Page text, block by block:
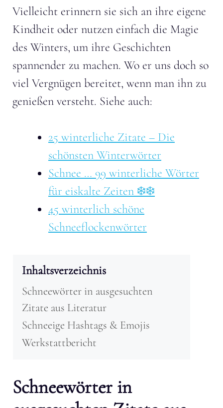
Vielleicht erinnern sie sich an ihre eigene
Kindheit oder nutzen einfach die Magie
des Winters, um ihre Geschichten
spannender zu machen. Wo er uns doch so
viel Vergnügen bereitet, wenn man ihn zu
genießen versteht. Siehe auch:
25 winterliche Zitate – Die
schönsten Winterwörter
Schnee … 99 winterliche Wörter
für eiskalte Zeiten ❄️❄️
45 winterlich schöne
Schneeflockenwörter
Inhaltsverzeichnis
Schneewörter in ausgesuchten
Zitate aus Literatur
Schneeige Hashtags & Emojis
Werkstattbericht
Schneewörter in